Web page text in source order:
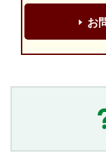
お